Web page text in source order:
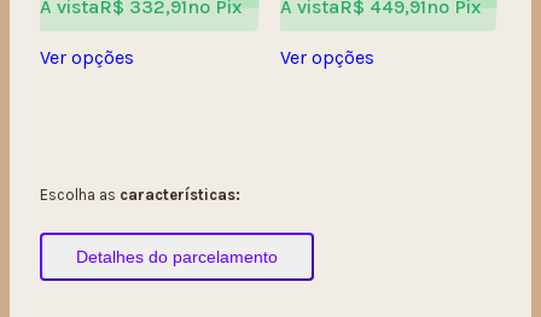
À vistaR$ 332,91no Pix
Ver opções
À vistaR$ 449,91no Pix
Ver opções
Escolha as características:
Detalhes do parcelamento